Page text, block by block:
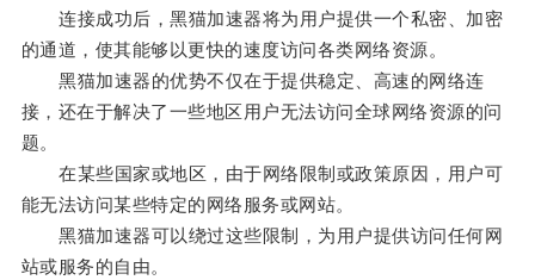
连接成功后，黑猫加速器将为用户提供一个私密、加密
的通道，使其能够以更快的速度访问各类网络资源。
黑猫加速器的优势不仅在于提供稳定、高速的网络连
接，还在于解决了一些地区用户无法访问全球网络资源的问
题。
在某些国家或地区，由于网络限制或政策原因，用户可
能无法访问某些特定的网络服务或网站。
黑猫加速器可以绕过这些限制，为用户提供访问任何网
站或服务的自由。